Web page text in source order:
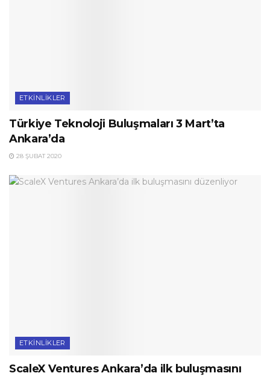
ETKINLIKLER
Türkiye Teknoloji Buluşmaları 3 Mart’ta
Ankara’da
28 ŞUBAT 2020
ETKINLIKLER
ScaleX Ventures Ankara’da ilk buluşmasını